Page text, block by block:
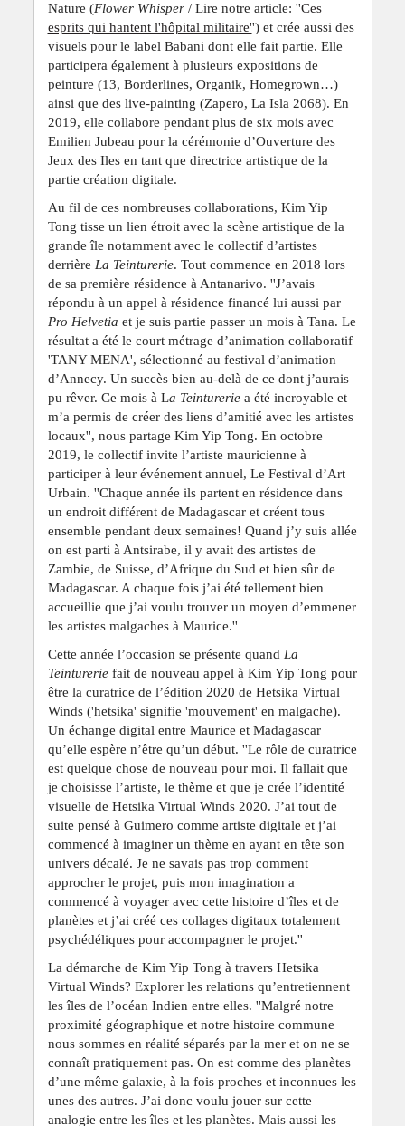
Nature (Flower Whisper/ Lire notre article: ''Ces
esprits qui hantent l'hôpital militaire'') et crée aussi des
visuels pour le label Babani dont elle fait partie. Elle
participera également à plusieurs expositions de
peinture (13, Borderlines, Organik, Homegrown…)
ainsi que des live-painting (Zapero, La Isla 2068). En
2019, elle collabore pendant plus de six mois avec
Emilien Jubeau pour la cérémonie d’Ouverture des
Jeux des Iles en tant que directrice artistique de la
partie création digitale.
Au fil de ces nombreuses collaborations, Kim Yip
Tong tisse un lien étroit avec la scène artistique de la
grande île notamment avec le collectif d’artistes
derrière La Teinturerie. Tout commence en 2018 lors
de sa première résidence à Antanarivo. ''J’avais
répondu à un appel à résidence financé lui aussi par
Pro Helvetia et je suis partie passer un mois à Tana. Le
résultat a été le court métrage d’animation collaboratif
'TANY MENA', sélectionné au festival d’animation
d’Annecy. Un succès bien au-delà de ce dont j’aurais
pu rêver. Ce mois à La Teintureriea été incroyable et
m’a permis de créer des liens d’amitié avec les artistes
locaux'', nous partage Kim Yip Tong. En octobre
2019, le collectif invite l’artiste mauricienne à
participer à leur événement annuel, Le Festival d’Art
Urbain. ''Chaque année ils partent en résidence dans
un endroit différent de Madagascar et créent tous
ensemble pendant deux semaines! Quand j’y suis allée
on est parti à Antsirabe, il y avait des artistes de
Zambie, de Suisse, d’Afrique du Sud et bien sûr de
Madagascar. A chaque fois j’ai été tellement bien
accueillie que j’ai voulu trouver un moyen d’emmener
les artistes malgaches à Maurice.''
Cette année l’occasion se présente quand La
Teintureriefait de nouveau appel à Kim Yip Tong pour
être la curatrice de l’édition 2020 de Hetsika Virtual
Winds ('hetsika' signifie 'mouvement' en malgache).
Un échange digital entre Maurice et Madagascar
qu’elle espère n’être qu’un début. ''Le rôle de curatrice
est quelque chose de nouveau pour moi. Il fallait que
je choisisse l’artiste, le thème et que je crée l’identité
visuelle de Hetsika Virtual Winds 2020. J’ai tout de
suite pensé à Guimero comme artiste digitale et j’ai
commencé à imaginer un thème en ayant en tête son
univers décalé. Je ne savais pas trop comment
approcher le projet, puis mon imagination a
commencé à voyager avec cette histoire d’îles et de
planètes et j’ai créé ces collages digitaux totalement
psychédéliques pour accompagner le projet.''
La démarche de Kim Yip Tong à travers Hetsika
Virtual Winds? Explorer les relations qu’entretiennent
les îles de l’océan Indien entre elles. ''Malgré notre
proximité géographique et notre histoire commune
nous sommes en réalité séparés par la mer et on ne se
connaît pratiquement pas. On est comme des planètes
d’une même galaxie, à la fois proches et inconnues les
unes des autres. J’ai donc voulu jouer sur cette
analogie entre les îles et les planètes. Mais aussi les